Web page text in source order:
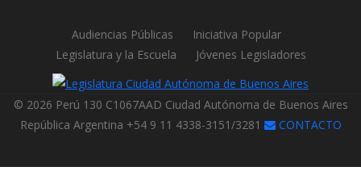
Audiencias Públicas
Iniciativa Popular
Legislatura y la Escuela
Jóvenes Legisladores
© 2026 Perú 130 C1067AAD Ciudad Autónoma de Buenos Aires
República Argentina +54 9 11 4338-3151/3281
CONTACTO